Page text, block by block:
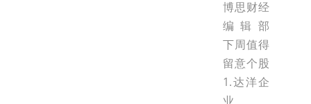
博思财经
编辑部
下周值得
留意个股
1.达洋企
业